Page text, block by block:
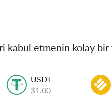
kabul etmenin kolay
USDT
$1.00